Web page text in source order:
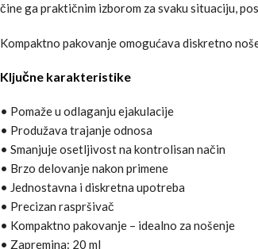
čine ga praktičnim izborom za svaku situaciju,
Kompaktno pakovanje omogućava diskretno
Ključne karakteristike
• Pomaže u odlaganju ejakulacije
• Produžava trajanje odnosa
• Smanjuje osetljivost na kontrolisan način
• Brzo delovanje nakon primene
• Jednostavna i diskretna upotreba
• Precizan raspršivač
• Kompaktno pakovanje – idealno za nošenje
• Zapremina: 20 ml